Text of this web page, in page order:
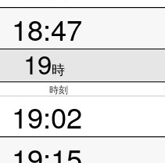
18:47
19時
時刻
19:02